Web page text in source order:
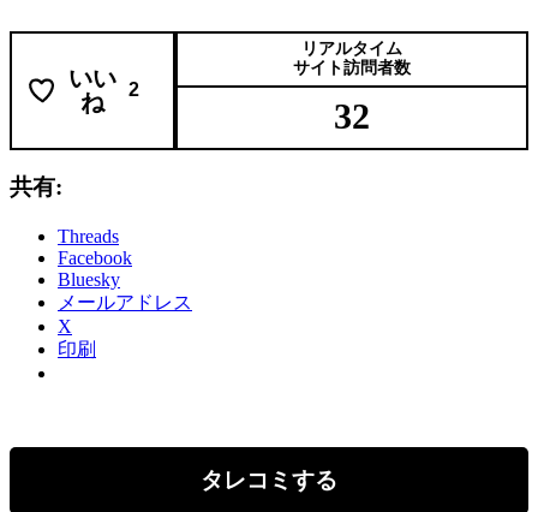
いい
ね
2
リアルタイム
サイト訪問者数
32
共有:
Threads
Facebook
Bluesky
メールアドレス
X
印刷
タレコミする